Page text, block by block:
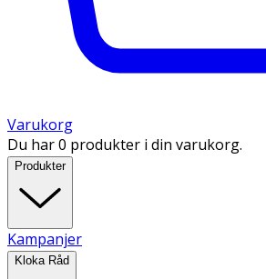
Varukorg
Du har 0 produkter i din varukorg.
Produkter
Kampanjer
Kloka Råd